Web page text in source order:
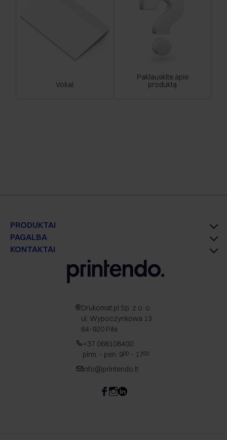
Vokai
Paklauskite apie
produktą
PRODUKTAI
PAGALBA
KONTAKTAI
Drukomat.pl Sp. z o. o.
ul. Wypoczynkowa 13
64-920 Piła
+37 066108400
pirm. - pen. 900 - 1700
info@printendo.lt